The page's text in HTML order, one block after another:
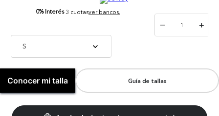
0% Interés 3 cuotasver bancos.
S
＋
－
Conocer mi talla Guía de tallas